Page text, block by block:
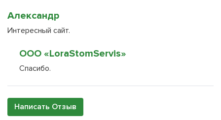
Александр
Интересный сайт.
ООО «LoraStomServis»
Спасибо.
Написать Отзыв